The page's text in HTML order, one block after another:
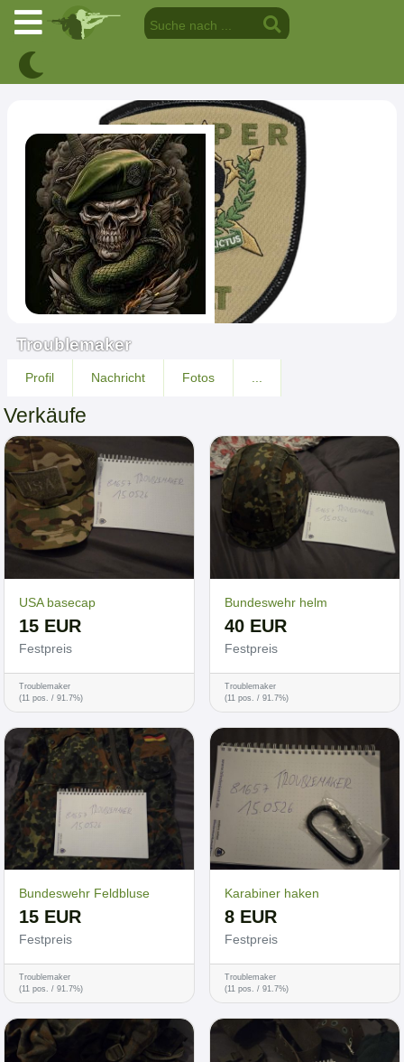
Troublemaker
Profil Nachricht Fotos
Verkäufe
USA basecap
15 EUR
Festpreis
Troublemaker
(11 pos. / 91.7%)
Bundeswehr helm
40 EUR
Festpreis
Troublemaker
(11 pos. / 91.7%)
Bundeswehr Feldbluse
15 EUR
Festpreis
Troublemaker
(11 pos. / 91.7%)
Karabiner haken
8 EUR
Festpreis
Troublemaker
(11 pos. / 91.7%)